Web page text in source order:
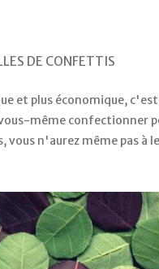
DE CONFETTIS
et plus économique,
même confectionner
vous n'aurez même pas à